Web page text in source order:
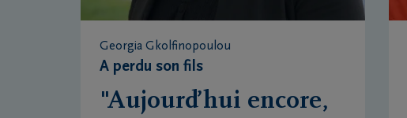
Georgia Gkolfinopoulou
A perdu son fils
"Aujourd’hui encore,